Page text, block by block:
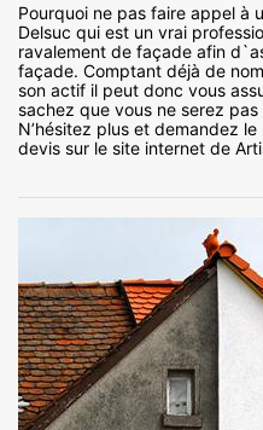
Pourquoi ne pas faire appel à
Delsuc qui est un vrai
ravalement de façade afin
façade. Comptant déjà de
son actif il peut donc vous
sachez que vous ne serez
N’hésitez plus et demandez
devis sur le site internet de